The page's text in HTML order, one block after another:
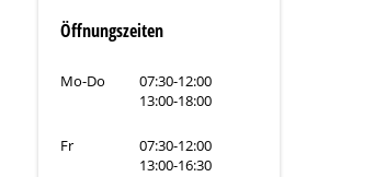
Öffnungszeiten
Mo-Do
07:30-12:00
13:00-18:00
Fr
07:30-12:00
13:00-16:30